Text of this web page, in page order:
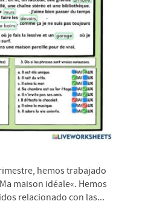
hemos trabajado
maison idéale«. Hemos
relacionado con las...